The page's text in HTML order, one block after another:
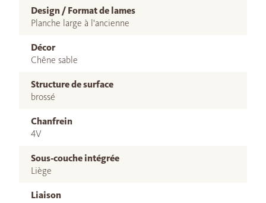
Design / Format de lames
Planche large à l'ancienne
Décor
Chêne sable
Structure de surface
brossé
Chanfrein
4V
Sous-couche intégrée
Liège
Liaison